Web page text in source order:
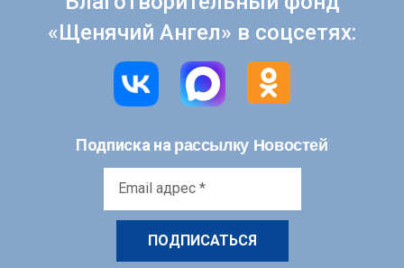
«Щенячий Ангел» в соцсетях:
Подписка на рассылку Новостей